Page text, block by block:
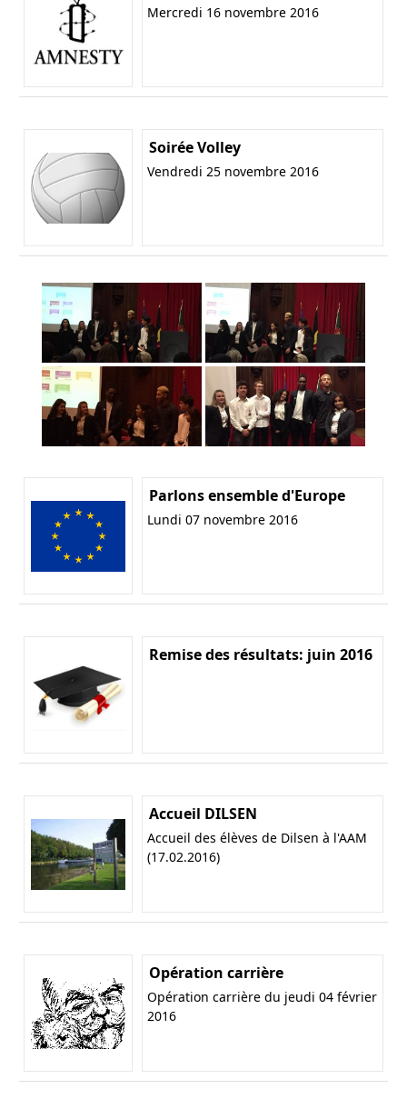
Mercredi 16 novembre 2016
Soirée Volley
Vendredi 25 novembre 2016
Parlons ensemble d'Europe
Lundi 07 novembre 2016
Remise des résultats: juin 2016
Accueil DILSEN
Accueil des élèves de Dilsen à l'AAM
(17.02.2016)
Opération carrière
Opération carrière du jeudi 04 février
2016